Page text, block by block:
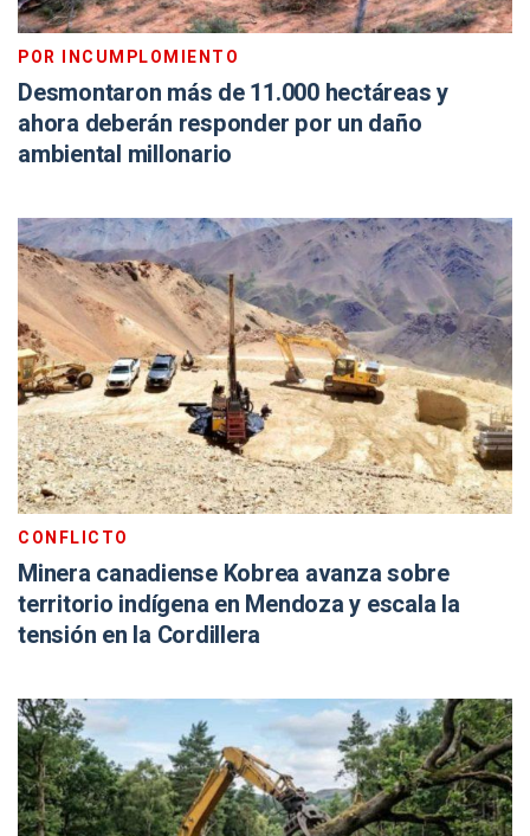
POR INCUMPLOMIENTO
Desmontaron más de 11.000 hectáreas y
ahora deberán responder por un daño
ambiental millonario
CONFLICTO
Minera canadiense Kobrea avanza sobre
territorio indígena en Mendoza y escala la
tensión en la Cordillera